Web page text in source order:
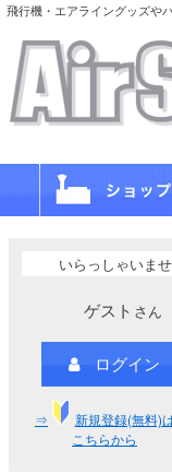
飛行機・エアライングッズや
いらっしゃいませ
ゲスト さん
ログイン
⇒
新規登録(無料)
こちらから